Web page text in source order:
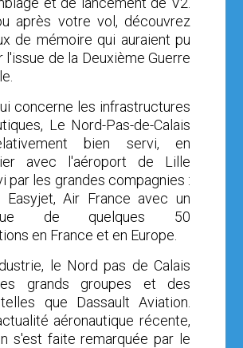
après votre vol, découvrez
de mémoire qui auraient pu
l'issue de la Deuxième Guerre
concerne les infrastructures
Le Nord-Pas-de-Calais
bien servi, en
avec l'aéroport de Lille
par les grandes compagnies :
Easyjet, Air France avec un
de quelques 50
en France et en Europe.
le Nord pas de Calais
grands groupes et des
que Dassault Aviation.
aéronautique récente,
s'est faite remarquée par le